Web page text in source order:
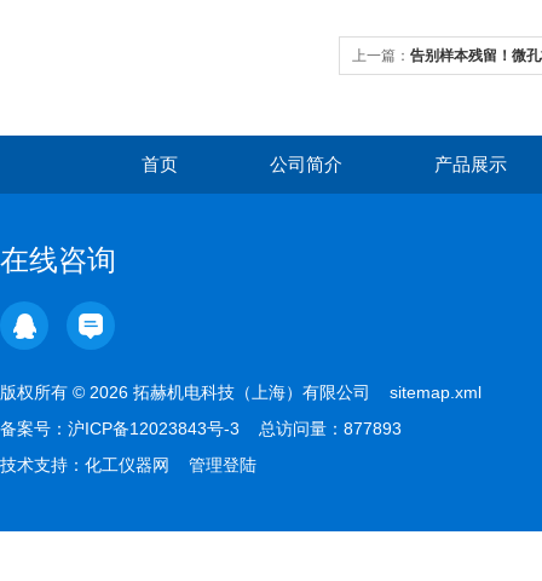
上一篇： 告别样本残留！微
首页 公司简介 产品展示
在线咨询
版权所有 © 2026 拓赫机电科技（上海）有限公司 sitemap.xml
备案号： 沪ICP备12023843号-3 总访问量：877893
技术支持： 化工仪器网 管理登陆